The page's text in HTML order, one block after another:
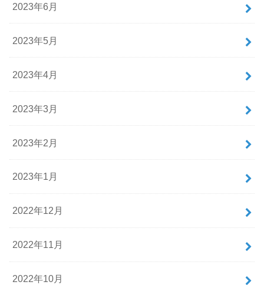
2023年6月
2023年5月
2023年4月
2023年3月
2023年2月
2023年1月
2022年12月
2022年11月
2022年10月